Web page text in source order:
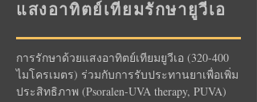
แสงอาทิตย์เทียมรักษายูวีเอ
การรักษาด้วยแสงอาทิตย์เทียมยูวีเอ (320-400
ไมโครเมตร) ร่วมกับการรับประทานยาเพื่อเพิ่ม
ประสิทธิภาพ (Psoralen-UVA therapy, PUVA)